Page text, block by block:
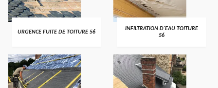
>
URGENCE FUITE DE TOITURE 56 >
INFILTRATION D'EAU TOITURE
56